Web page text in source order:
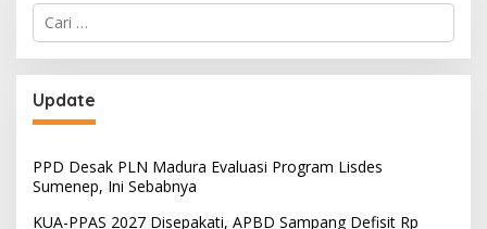
Cari
untuk:
Update
PPD Desak PLN Madura Evaluasi Program Lisdes
Sumenep, Ini Sebabnya
KUA-PPAS 2027 Disepakati, APBD Sampang Defisit Rp